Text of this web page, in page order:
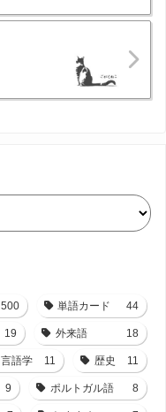
500 単語カード 44
19 外来語 18
言語学 11 歴史 11
9 ポルトガル語 8